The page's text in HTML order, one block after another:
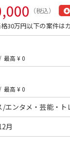
（税込）
30万円以下の案件は
/ 最高 ¥ 0
/ 最高 ¥ 0
/エンタメ・芸能・ト
月